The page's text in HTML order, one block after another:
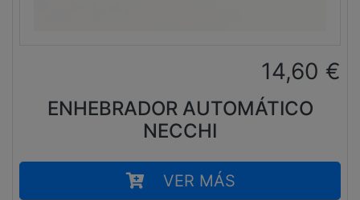
14,60 €
ENHEBRADOR AUTOMÁTICO
NECCHI
VER MÁS